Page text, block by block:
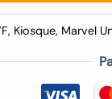
, Kiosque, Marvel